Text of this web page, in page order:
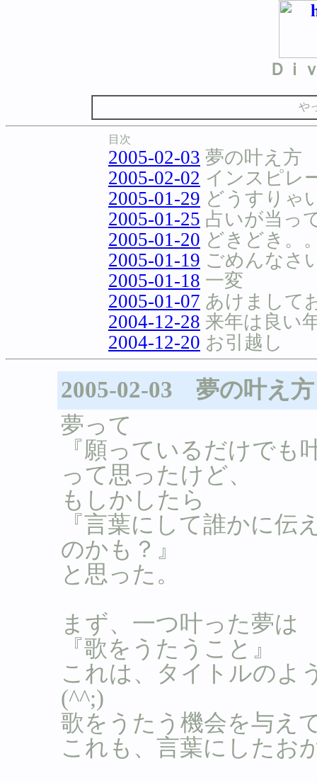
Ｄｉ
や
目次
2005-02-03 夢の叶え方
2005-02-02 インスピレ
2005-01-29 どうすりゃ
2005-01-25 占いが当っ
2005-01-20 どきどき。
2005-01-19 ごめんなさ
2005-01-18 一変
2005-01-07 あけまして
2004-12-28 来年は良い
2004-12-20 お引越し
2005-02-03 夢の叶え方
夢って
『願っているだけでも
って思ったけど、
もしかしたら
『言葉にして誰かに伝
のかも？』
と思った。
まず、一つ叶った夢は
『歌をうたうこと』
これは、タイトルのよ
(^^;)
歌をうたう機会を与え
これも、言葉にしたお